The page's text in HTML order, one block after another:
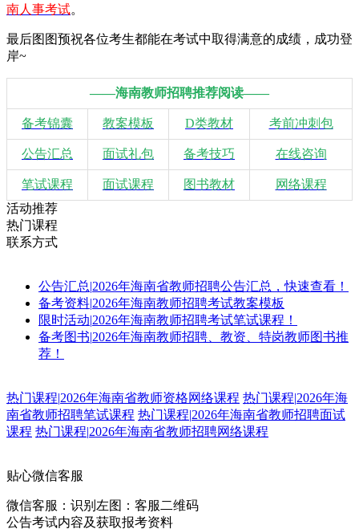
南人事考试。
最后图图预祝各位考生都能在考试中取得满意的成绩，成功登
岸~
——海南教师招聘推荐阅读——
备考锦囊 教案模板 D类教材 考前冲刺包
公告汇总 面试礼包 备考技巧 在线咨询
笔试课程 面试课程 图书教材
网络课程
活动推荐
热门课程
联系方式
公告汇总|2026年海南省教师招聘公告汇总，快速查看！
备考资料|2026年海南教师招聘考试教案模板
限时活动|2026年海南教师招聘考试笔试课程！
备考图书|2026年海南教师招聘、教资、特岗教师图书推
荐！
热门课程|2026年海南省教师资格网络课程 热门课程|2026年海
南省教师招聘笔试课程 热门课程|2026年海南省教师招聘面试
课程 热门课程|2026年海南省教师招聘网络课程
贴心微信客服
微信客服： 识别左图：客服二维码
公告考试内容及获取报考资料